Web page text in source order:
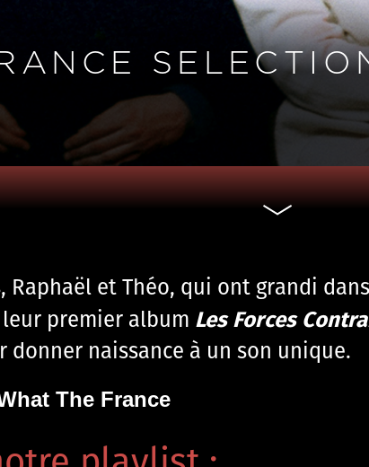
Raphaël et Théo, qui ont grandi
premier album Les Forces
naissance à un son unique.
The France